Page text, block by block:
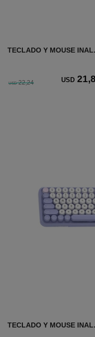
TECLADO Y MOUSE
USD 22,24 USD 21
TECLADO Y MOUSE